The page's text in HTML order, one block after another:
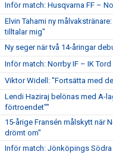
Inför match: Husqvarna FF –
Elvin Tahami ny
tilltalar mig"
Ny seger när två 14-åringar
Inför match: Norrby IF – IK Tord
Viktor Widell: "Fortsätta med
Lendi Haziraj belönas med A-
förtroendet""
15-årige Fransén målskytt när
drömt om"
Inför match: Jönköpings Södra